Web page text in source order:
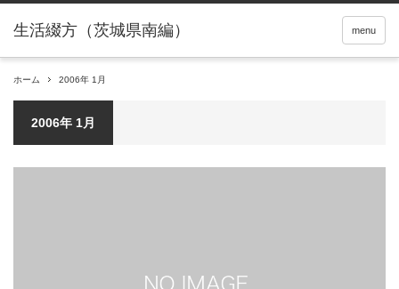
menu
ホーム 2006年 1月
2006年 1月